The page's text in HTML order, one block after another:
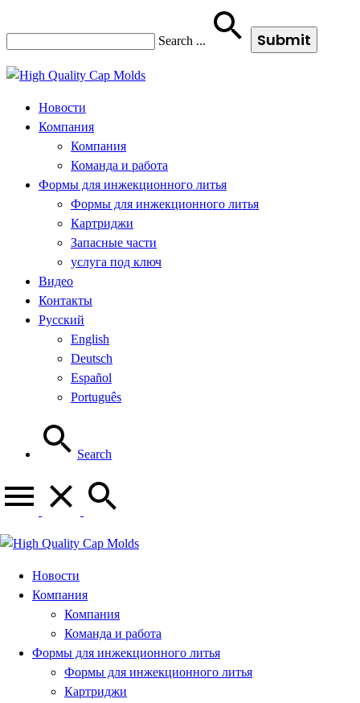
Search ...
Новости
Компания
Компания
Команда и работа
Формы для инжекционного литья
Формы для инжекционного литья
Картриджи
Запасные части
услуга под ключ
Видео
Контакты
Русский
English
Deutsch
Español
Português
Search
Новости
Компания
Компания
Команда и работа
Формы для инжекционного литья
Формы для инжекционного литья
Картриджи